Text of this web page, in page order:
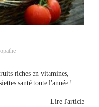
riches en vitamines,
santé toute l'année !
Lire l'article